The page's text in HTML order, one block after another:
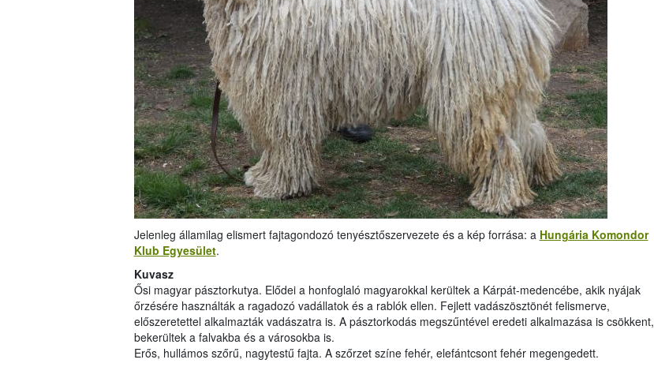
Jelenleg államilag elismert fajtagondozó tenyésztőszervezete és a kép forrása: a Hungária Komondor
Klub Egyesület.
Kuvasz
Ősi magyar pásztorkutya. Elődei a honfoglaló magyarokkal kerültek a Kárpát-medencébe, akik nyájak
őrzésére használták a ragadozó vadállatok és a rablók ellen. Fejlett vadászösztönét felismerve,
előszeretettel alkalmazták vadászatra is. A pásztorkodás megszűntével eredeti alkalmazása is csökkent,
bekerültek a falvakba és a városokba is.
Erős, hullámos szőrű, nagytestű fajta. A szőrzet színe fehér, elefántcsont fehér megengedett.